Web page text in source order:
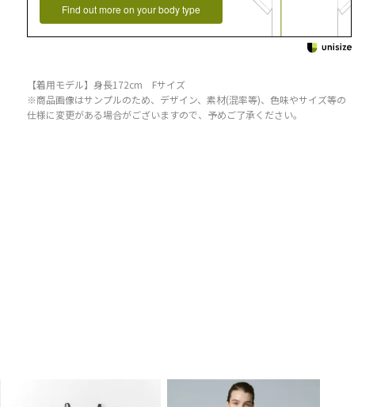
Find out more on your body type
【着用モデル】身長172cm Fサイズ
※商品画像はサンプルのため、デザイン、素材(混率等)、色味やサイズ等の
仕様に変更がある場合がございますので、予めご了承ください。